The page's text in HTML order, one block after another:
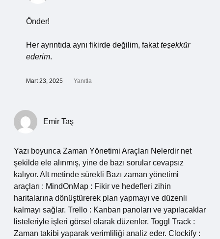
Önder!
Her ayrıntıda aynı fikirde değilim, fakatteşekkür
ederim.
Mart 23, 2025 Yanıtla
Emir Taş
Yazı boyunca Zaman Yönetimi Araçları Nelerdir net
şekilde ele alınmış, yine de bazı sorular cevapsız
kalıyor. Alt metinde sürekli Bazı zaman yönetimi
araçları : MindOnMap : Fikir ve hedefleri zihin
haritalarına dönüştürerek plan yapmayı ve düzenli
kalmayı sağlar. Trello : Kanban panoları ve yapılacaklar
listeleriyle işleri görsel olarak düzenler. Toggl Track :
Zaman takibi yaparak verimliliği analiz eder. Clockify :